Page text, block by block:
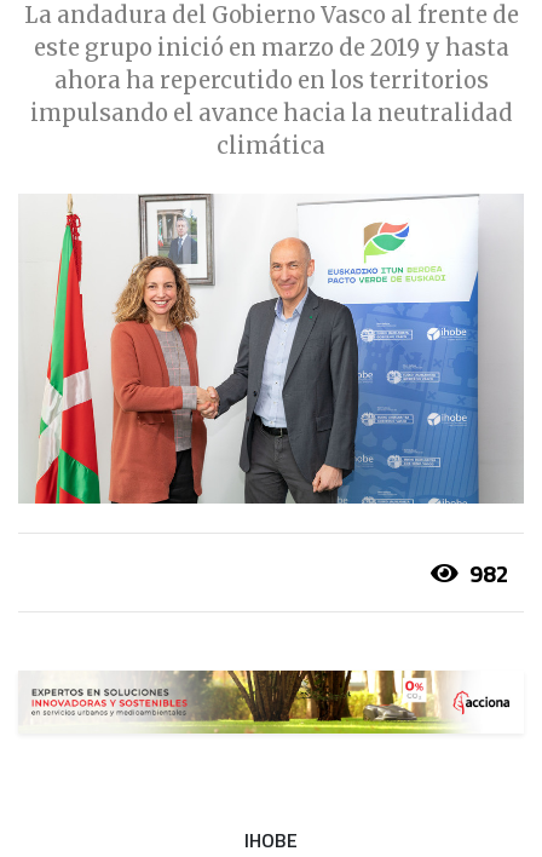
La andadura del Gobierno Vasco al frente de
este grupo inició en marzo de 2019 y hasta
ahora ha repercutido en los territorios
impulsando el avance hacia la neutralidad
climática
982
IHOBE